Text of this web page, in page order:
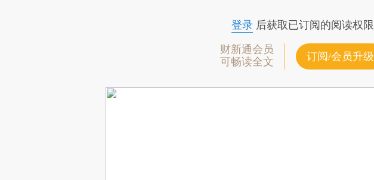
登录后获取已订阅的阅读权限
财新通会员
可畅读全文
订阅/会员升级